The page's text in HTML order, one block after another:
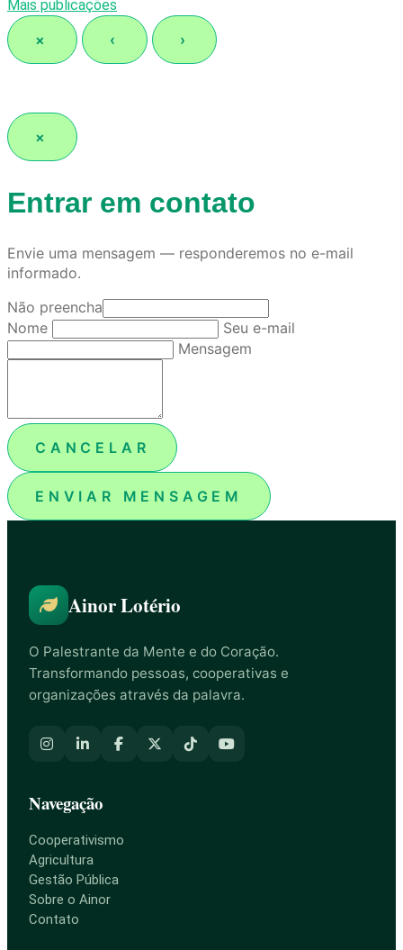
Mais publicações
× ‹ ›
×
Entrar em contato
Envie uma mensagem — responderemos no e-mail
informado.
Não preencha
Nome
Seu e-mail
Mensagem
CANCELAR
ENVIAR MENSAGEM
Ainor Lotério
O Palestrante da Mente e do Coração.
Transformando pessoas, cooperativas e
organizações através da palavra.
Navegação
Cooperativismo
Agricultura
Gestão Pública
Sobre o Ainor
Contato